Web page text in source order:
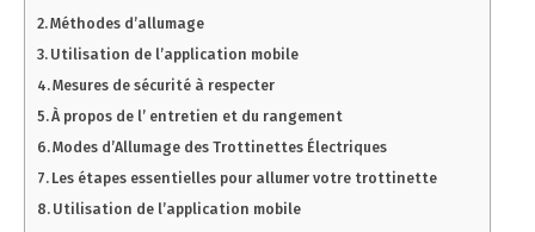
Méthodes d’allumage
Utilisation de l’application mobile
Mesures de sécurité à respecter
À propos de l’ entretien et du rangement
Modes d’Allumage des Trottinettes Électriques
Les étapes essentielles pour allumer votre trottinette
Utilisation de l’application mobile